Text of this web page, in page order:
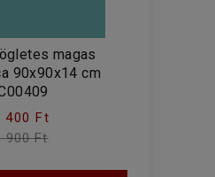
magas
90x90x14 cm
400 Ft
900 Ft